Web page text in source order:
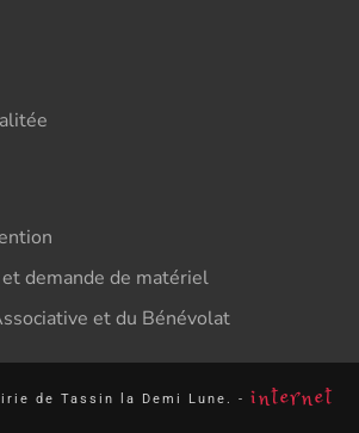
demande de matériel
et du Bénévolat
de Tassin la Demi Lune. - internet